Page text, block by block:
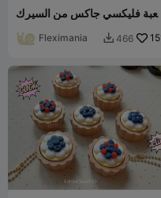
لعبة فليكسي جاكس من السيرك
Fleximania  466